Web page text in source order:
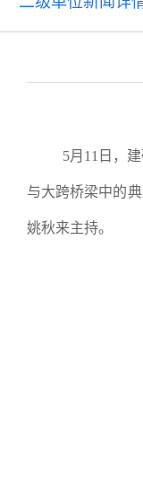
5月11日，
与大跨桥梁中的
姚秋来主持。